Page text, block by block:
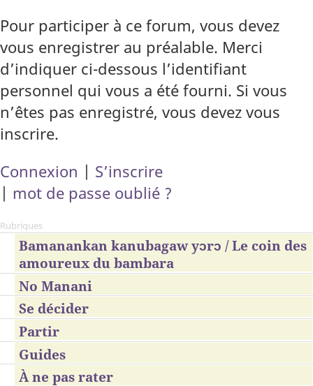
Pour participer à ce forum, vous devez
vous enregistrer au préalable. Merci
d’indiquer ci-dessous l’identifiant
personnel qui vous a été fourni. Si vous
n’êtes pas enregistré, vous devez vous
inscrire.
Connexion | S’inscrire
| mot de passe oublié ?
Rubriques
Bamanankan kanubagaw yɔrɔ / Le coin des
amoureux du bambara
No Manani
Se décider
Partir
Guides
À ne pas rater